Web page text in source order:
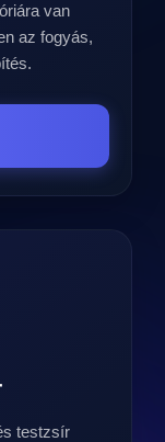
van
az fogyás,
testzsír